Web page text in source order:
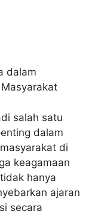
dalam
salah satu
dalam
di
keagamaan
hanya
ajaran
secara